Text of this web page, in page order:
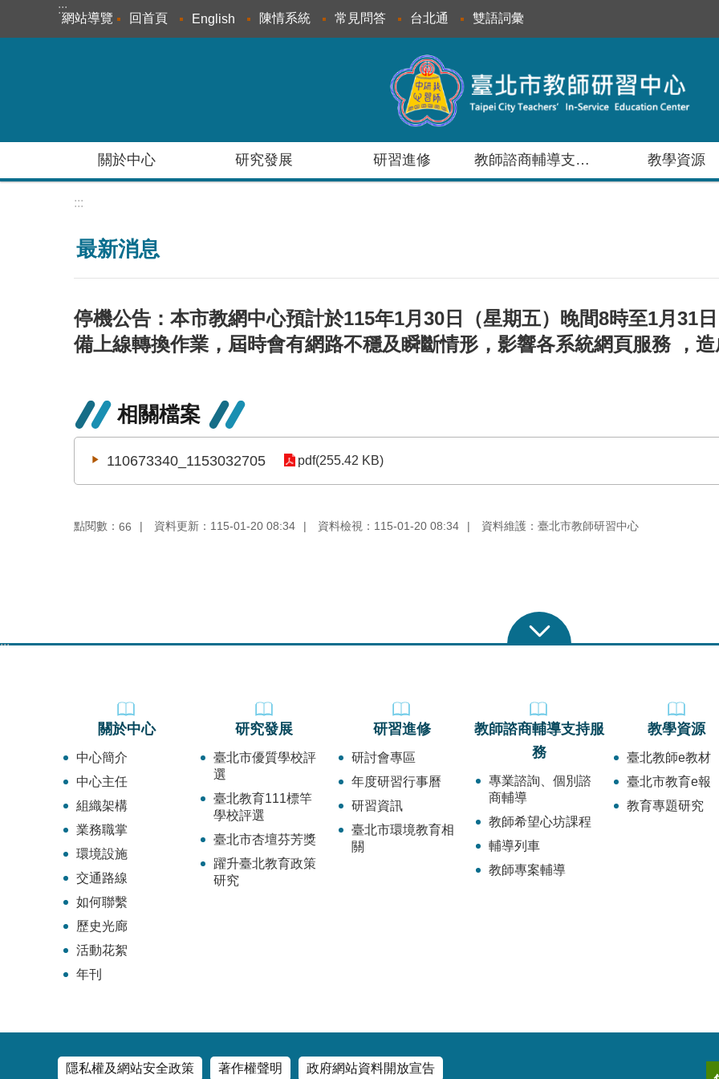
跳到主要內容區塊
:::
網站導覽 回首頁 English 陳情系統 常見問答 台北通 雙語詞彙
關於中心 研究發展 研習進修 教師諮商輔導支持服務 教學資源
:::
最新消息
停機公告：本市教網中心預計於115年1月30日（星期五）晚間8時至1月31
備上線轉換作業，屆時會有網路不穩及瞬斷情形，影響各系統網頁服務 ，
相關檔案
110673340_1153032705 pdf(255.42 KB)
點閱數： 66 資料更新：115-01-20 08:34 資料檢視：115-01-20 08:34 資料維護：臺北市教師研習中心
:::
關於中心
中心簡介
中心主任
組織架構
業務職掌
環境設施
交通路線
如何聯繫
歷史光廊
活動花絮
年刊
研究發展
臺北市優質學校評
選
臺北教育111標竿
學校評選
臺北市杏壇芬芳獎
躍升臺北教育政策
研究
研習進修
研討會專區
年度研習行事曆
研習資訊
臺北市環境教育相
關
教師諮商輔導支持服
務
專業諮詢、個別諮
商輔導
教師希望心坊課程
輔導列車
教師專案輔導
教學資源
臺北教師e教材
臺北市教育e報
教育專題研究
隱私權及網站安全政策 著作權聲明 政府網站資料開放宣告